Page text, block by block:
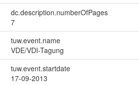
dc.description.numberOfPages
7
tuw.event.name
VDE/VDI-Tagung
tuw.event.startdate
17-09-2013